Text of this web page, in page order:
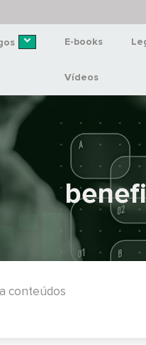
E-books
Vídeos
conteúdos